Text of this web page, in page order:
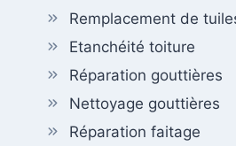
Remplacement de
Etanchéité toiture
Réparation gouttières
Nettoyage gouttières
Réparation faitage